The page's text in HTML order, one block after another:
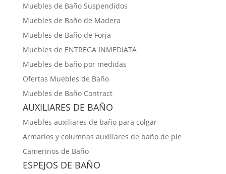
Muebles de Baño Suspendidos
Muebles de Baño de Madera
Muebles de Baño de Forja
Muebles de ENTREGA INMEDIATA
Muebles de baño por medidas
Ofertas Muebles de Baño
Muebles de Baño Contract
AUXILIARES DE BAÑO
Muebles auxiliares de baño para colgar
Armarios y columnas auxiliares de baño de pie
Camerinos de Baño
ESPEJOS DE BAÑO